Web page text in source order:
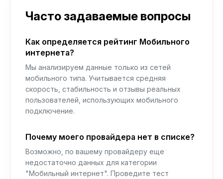
Часто задаваемые вопросы
Как определяется рейтинг Мобильного
интернета?
Мы анализируем данные только из сетей
мобильного типа. Учитывается средняя
скорость, стабильность и отзывы реальных
пользователей, использующих мобильного
подключение.
Почему моего провайдера нет в списке?
Возможно, по вашему провайдеру еще
недостаточно данных для категории
"Мобильный интернет". Проведите тест